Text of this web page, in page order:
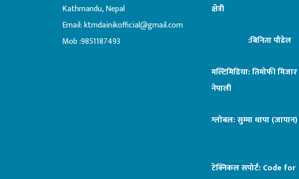
Kathmandu, Nepal
Email:ktmdainikofficial@gmail.com
Mob :9851187493
क्षेत्री
:बिनिता पौडेल
मल्टिमिडिया: तिमोफी मिजार
नेपाली
ग्लोबल: सुम्मा थापा (जापान)
टेक्निकल सपोर्ट:Code for